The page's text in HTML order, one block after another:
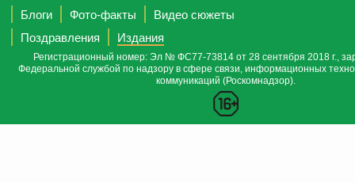
Блоги
Фото-факты
Видео сюжеты
Поздравления
Издания
Регистрационный номер: Эл № ФС77-73814 от 28 сентября 2018 г.,
Федеральной службой по надзору в сфере связи, информационных
коммуникаций (Роскомнадзор).